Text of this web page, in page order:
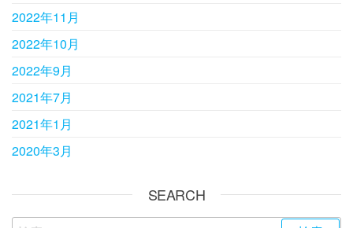
2022年11月
2022年10月
2022年9月
2021年7月
2021年1月
2020年3月
SEARCH